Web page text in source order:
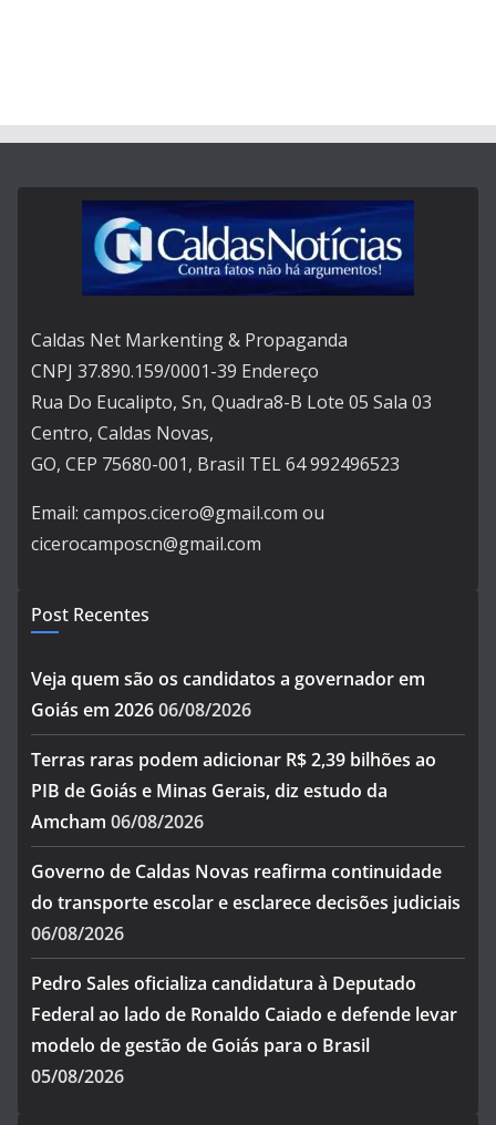
Caldas Net Markenting & Propaganda
CNPJ 37.890.159/0001-39 Endereço
Rua Do Eucalipto, Sn, Quadra8-B Lote 05 Sala 03
Centro, Caldas Novas,
GO, CEP 75680-001, Brasil TEL 64 992496523
Email: campos.cicero@gmail.com ou
cicerocamposcn@gmail.com
Post Recentes
Veja quem são os candidatos a governador em
Goiás em 202606/08/2026
Terras raras podem adicionar R$ 2,39 bilhões ao
PIB de Goiás e Minas Gerais, diz estudo da
Amcham 06/08/2026
Governo de Caldas Novas reafirma continuidade
do transporte escolar e esclarece decisões judiciais
06/08/2026
Pedro Sales oficializa candidatura à Deputado
Federal ao lado de Ronaldo Caiado e defende levar
modelo de gestão de Goiás para o Brasil
05/08/2026